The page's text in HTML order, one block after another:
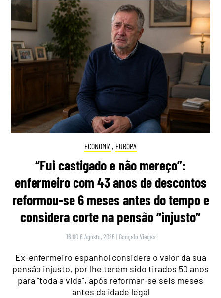
ECONOMIA , EUROPA
“Fui castigado e não mereço”:
enfermeiro com 43 anos de descontos
reformou-se 6 meses antes do tempo e
considera corte na pensão “injusto”
16:00 6 Agosto, 2026 | Gonçalo Viegas
Ex-enfermeiro espanhol considera o valor da sua
pensão injusto, por lhe terem sido tirados 50 anos
para "toda a vida", após reformar-se seis meses
antes da idade legal